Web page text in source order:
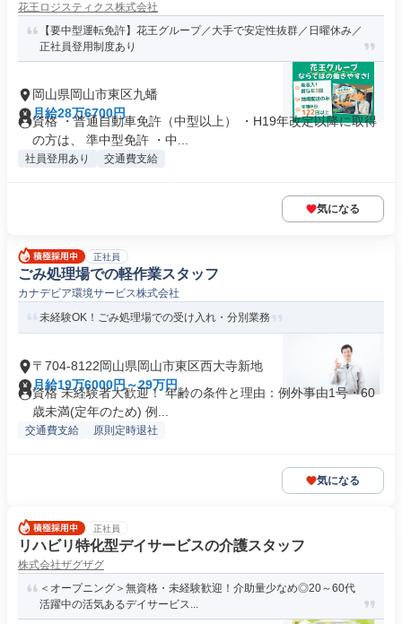
花王ロジスティクス株式会社
【要中型運転免許】花王グループ／大手で安定性抜群／日曜休み／
正社員登用制度あり
岡山県岡山市東区九蟠
月給28万6700円
資格 ・普通自動車免許（中型以上） ・H19年改定以降に取得
の方は、 準中型免許 ・中...
社員登用あり 交通費支給
気になる
正社員
ごみ処理場での軽作業スタッフ
カナデビア環境サービス株式会社
未経験OK！ごみ処理場での受け入れ・分別業務
〒704-8122岡山県岡山市東区西大寺新地
月給19万6000円～29万円
資格 未経験者大歓迎！ 年齢の条件と理由：例外事由1号・60
歳未満(定年のため) 例...
交通費支給 原則定時退社
気になる
正社員
リハビリ特化型デイサービスの介護スタッフ
株式会社ザグザグ
＜オープニング＞無資格・未経験歓迎！介助量少なめ◎20～60代
活躍中の活気あるデイサービス...